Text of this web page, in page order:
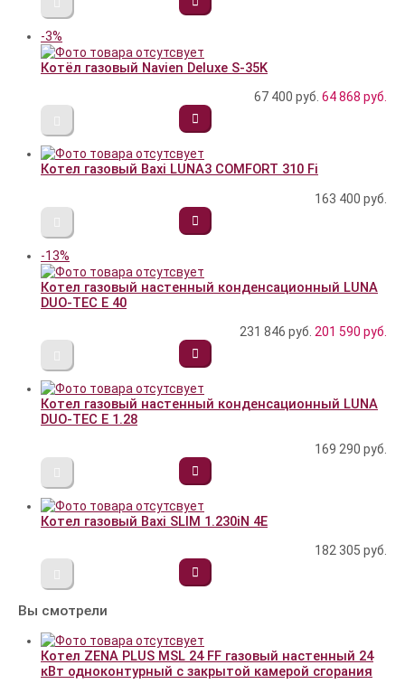
-3%
Котёл газовый Navien Deluxe S-35K
67 400 руб. 64 868 руб.
Котел газовый Baxi LUNA3 COMFORT 310 Fi
163 400 руб.
-13%
Котел газовый настенный конденсационный LUNA
DUO-TEC E 40
231 846 руб. 201 590 руб.
Котел газовый настенный конденсационный LUNA
DUO-TEC E 1.28
169 290 руб.
Котел газовый Baxi SLIM 1.230iN 4E
182 305 руб.
Вы смотрели
Котел ZENA PLUS MSL 24 FF газовый настенный 24
кВт одноконтурный с закрытой камерой сгорания